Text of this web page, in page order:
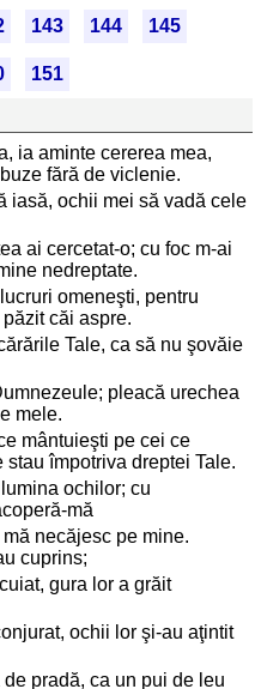
143 144 145
151
ia aminte cererea mea,
fără de viclenie.
iasă, ochii mei să vadă cele
ai cercetat-o; cu foc m-ai
nedreptate.
omeneşti, pentru
căi aspre.
Tale, ca să nu şovăie
pleacă urechea
mele.
mântuieşti pe cei ce
împotriva dreptei Tale.
ochilor; cu
mă
necăjesc pe mine.
cuprins;
gura lor a grăit
ochii lor şi-au aţintit
pradă, ca un pui de leu